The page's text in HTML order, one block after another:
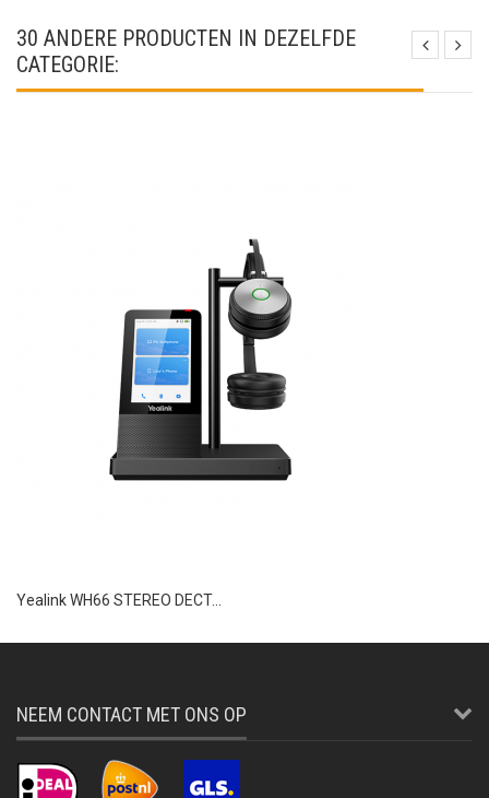
30 ANDERE PRODUCTEN IN DEZELFDE
CATEGORIE:
Yealink WH66 STEREO DECT...
NEEM CONTACT MET ONS OP